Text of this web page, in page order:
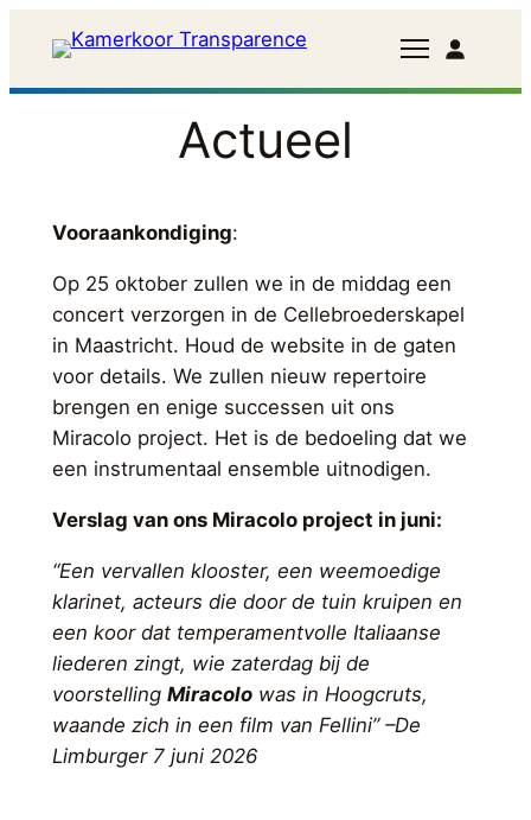
de
Actueel
Vooraankondiging:
Op 25 oktober zullen we in de middag een
concert verzorgen in de Cellebroederskapel
in Maastricht. Houd de website in de gaten
voor details. We zullen nieuw repertoire
brengen en enige successen uit ons
Miracolo project. Het is de bedoeling dat we
een instrumentaal ensemble uitnodigen.
Verslag van ons Miracolo project in juni:
“Een vervallen klooster, een weemoedige
klarinet, acteurs die door de tuin kruipen en
een koor dat temperamentvolle Italiaanse
liederen zingt, wie zaterdag bij de
voorstelling Miracolowas in Hoogcruts,
waande zich in een film van Fellini” –De
Limburger 7 juni 2026